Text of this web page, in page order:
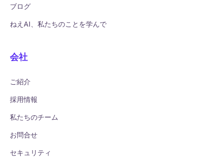
ブログ
ねえAI、私たちのことを学んで
会社
ご紹介
採用情報
私たちのチーム
お問合せ
セキュリティ